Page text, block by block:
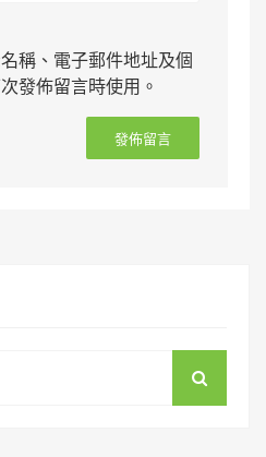
稱、電子郵件地址及個
發佈留言時使用。